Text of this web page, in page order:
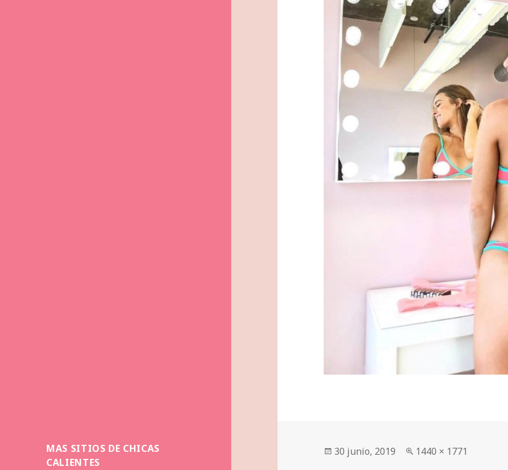
MAS SITIOS DE CHICAS
CALIENTES
Publicado
30 junio, 2019
Tamaño
1440 × 1771